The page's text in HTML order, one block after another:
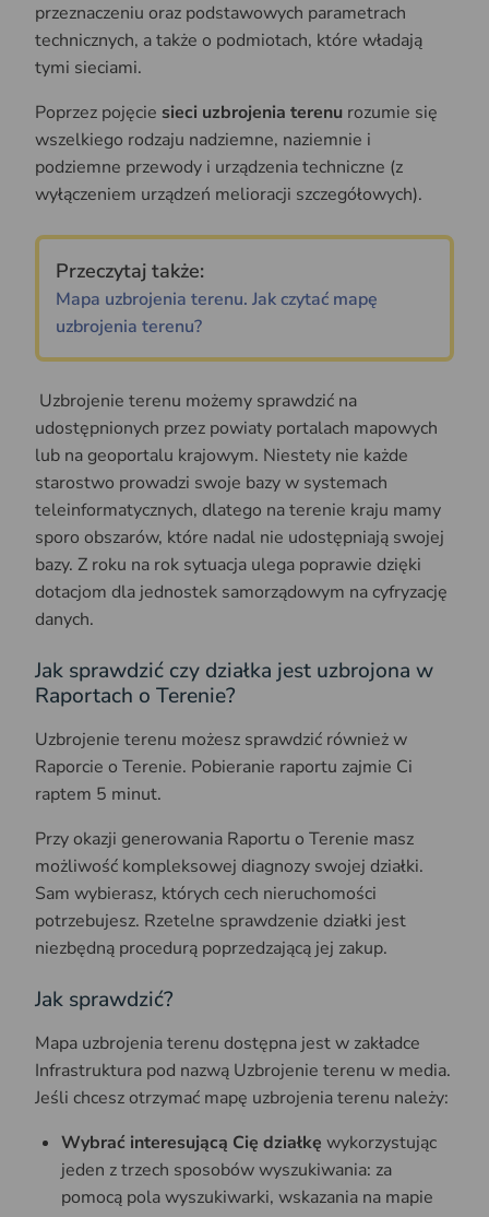
przeznaczeniu oraz podstawowych parametrach
technicznych, a także o podmiotach, które władają
tymi sieciami.
Poprzez pojęcie sieci uzbrojenia terenu rozumie się
wszelkiego rodzaju nadziemne, naziemnie i
podziemne przewody i urządzenia techniczne (z
wyłączeniem urządzeń melioracji szczegółowych).
Przeczytaj także:
Mapa uzbrojenia terenu. Jak czytać mapę
uzbrojenia terenu?
Uzbrojenie terenu możemy sprawdzić na
udostępnionych przez powiaty portalach mapowych
lub na geoportalu krajowym. Niestety nie każde
starostwo prowadzi swoje bazy w systemach
teleinformatycznych, dlatego na terenie kraju mamy
sporo obszarów, które nadal nie udostępniają swojej
bazy. Z roku na rok sytuacja ulega poprawie dzięki
dotacjom dla jednostek samorządowym na cyfryzację
danych.
Jak sprawdzić czy działka jest uzbrojona w
Raportach o Terenie?
Uzbrojenie terenu możesz sprawdzić również w
Raporcie o Terenie. Pobieranie raportu zajmie Ci
raptem 5 minut.
Przy okazji generowania Raportu o Terenie masz
możliwość kompleksowej diagnozy swojej działki.
Sam wybierasz, których cech nieruchomości
potrzebujesz. Rzetelne sprawdzenie działki jest
niezbędną procedurą poprzedzającą jej zakup.
Jak sprawdzić?
Mapa uzbrojenia terenu dostępna jest w zakładce
Infrastruktura pod nazwą Uzbrojenie terenu w media.
Jeśli chcesz otrzymać mapę uzbrojenia terenu należy:
Wybrać interesującą Cię działkę wykorzystując
jeden z trzech sposobów wyszukiwania: za
pomocą pola wyszukiwarki, wskazania na mapie